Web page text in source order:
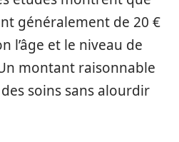
généralement de 20 €
l’âge et le niveau de
montant raisonnable
soins sans alourdir